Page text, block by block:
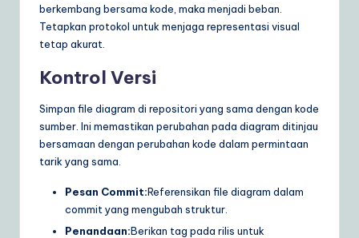
berkembang bersama kode, maka menjadi beban.
Tetapkan protokol untuk menjaga representasi visual
tetap akurat.
Kontrol Versi
Simpan file diagram di repositori yang sama dengan kode
sumber. Ini memastikan perubahan pada diagram ditinjau
bersamaan dengan perubahan kode dalam permintaan
tarik yang sama.
Pesan Commit:Referensikan file diagram dalam
commit yang mengubah struktur.
Penandaan:Berikan tag pada rilis untuk